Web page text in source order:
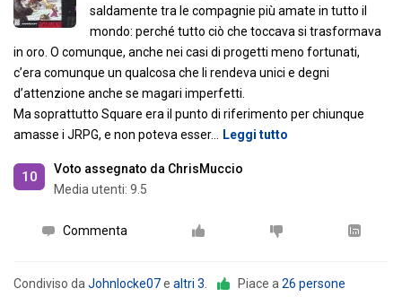
saldamente tra le compagnie più amate in tutto il
mondo: perché tutto ciò che toccava si trasformava
in oro. O comunque, anche nei casi di progetti meno fortunati,
c’era comunque un qualcosa che li rendeva unici e degni
d’attenzione anche se magari imperfetti.
Ma soprattutto Square era il punto di riferimento per chiunque
amasse i JRPG, e non poteva esser… Leggi tutto
10
Voto assegnato da ChrisMuccio
Media utenti: 9.5
Commenta
Condiviso da Johnlocke07e altri 3 Piace a 26 persone